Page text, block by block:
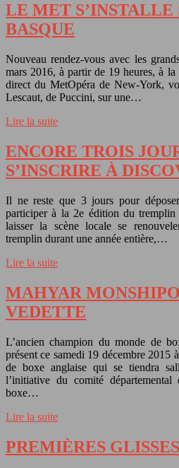
LE MET S’INSTALLE
BASQUE
Nouveau rendez-vous avec les
mars 2016, à partir de 19 heures, à
direct du MetOpéra de New-York,
Lescaut, de Puccini, sur une…
Lire la suite
ENCORE TROIS
S’INSCRIRE À
Il ne reste que 3 jours pour
participer à la 2e édition du
laisser la scène locale se
tremplin durant une année entière,…
Lire la suite
MAHYAR
VEDETTE
L’ancien champion du monde de
présent ce samedi 19 décembre 2015
de boxe anglaise qui se tiendra
l’initiative du comité départemental
boxe…
Lire la suite
PREMIÈRES